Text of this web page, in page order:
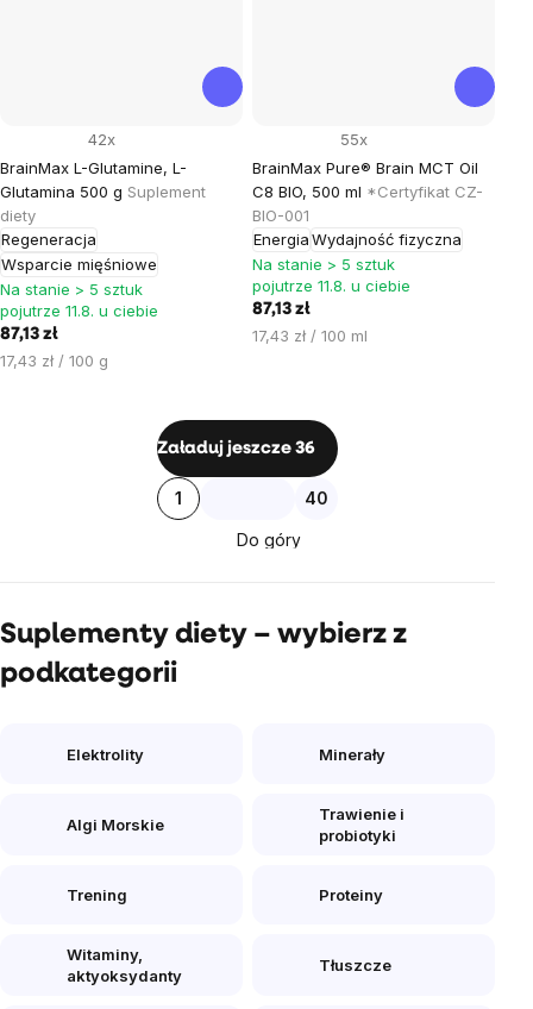
BrainMax L-Glutamine, L-
Glutamina 500 g Suplement
diety
Regeneracja
Wsparcie mięśniowe
42x
Na stanie > 5 sztuk
pojutrze 11.8. u ciebie
87,13 zł
Cena
17,43 zł / 100 g
BrainMax Pure® Brain MCT Oil
C8 BIO, 500 ml *Certyfikat CZ-
BIO-001
EnergiaWydajność fizyczna
55x
Na stanie > 5 sztuk
pojutrze 11.8. u ciebie
87,13 zł
Cena
17,43 zł / 100 ml
Kontrolki
Załaduj jeszcze 36
Paginacja
1 40
Do góry
Suplementy diety – wybierz z
podkategorii
Elektrolity Minerały
Algi Morskie
Trawienie i
probiotyki
Trening Proteiny
Witaminy,
aktyoksydanty
Tłuszcze